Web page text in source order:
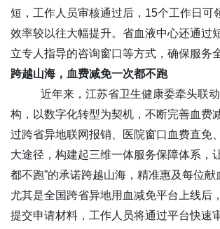
短，工作人员审核通过后，15个工作日可
效率较以往大幅提升。省血液中心还通过
立专人指导的咨询窗口等方式，确保服务
跨越山海，血费减免一次都不跑
近年来，江苏省卫生健康委牵头联
构，以数字化转型为契机，不断完善血费
过跨省异地联网报销、医院窗口血费直免
大途径，构建起三维一体服务保障体系，
都不跑”的承诺跨越山海，精准惠及每位献
尤其是全国跨省异地用血减免平台上线后
提交申请材料，工作人员将通过平台快速